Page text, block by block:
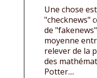
Une chose
"checknews"
de
moyenne
relever de la
des
Potter....